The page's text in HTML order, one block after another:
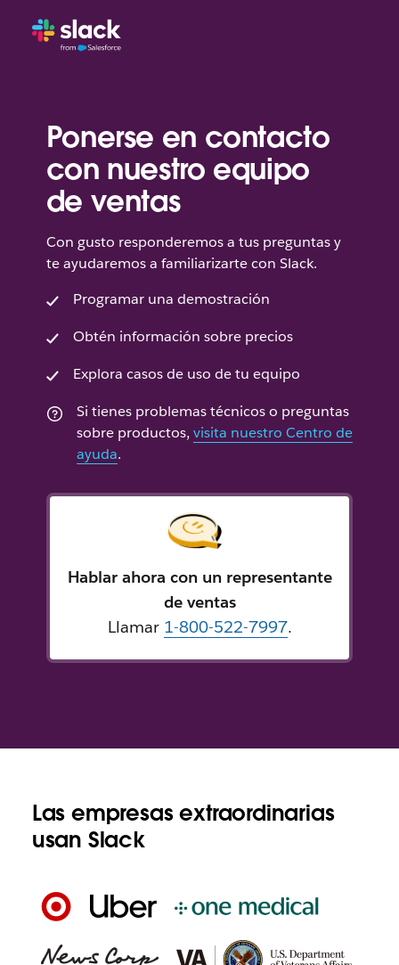
Ponerse en contacto
con nuestro equipo
de ventas
Con gusto responderemos a tus preguntas y
te ayudaremos a familiarizarte con Slack.
Programar una demostración
Obtén información sobre precios
Explora casos de uso de tu equipo
Si tienes problemas técnicos o preguntas
sobre productos, visita nuestro Centro de
ayuda.
Hablar ahora con un representante
de ventas
Llamar 1-800-522-7997.
Las empresas extraordinarias
usan Slack